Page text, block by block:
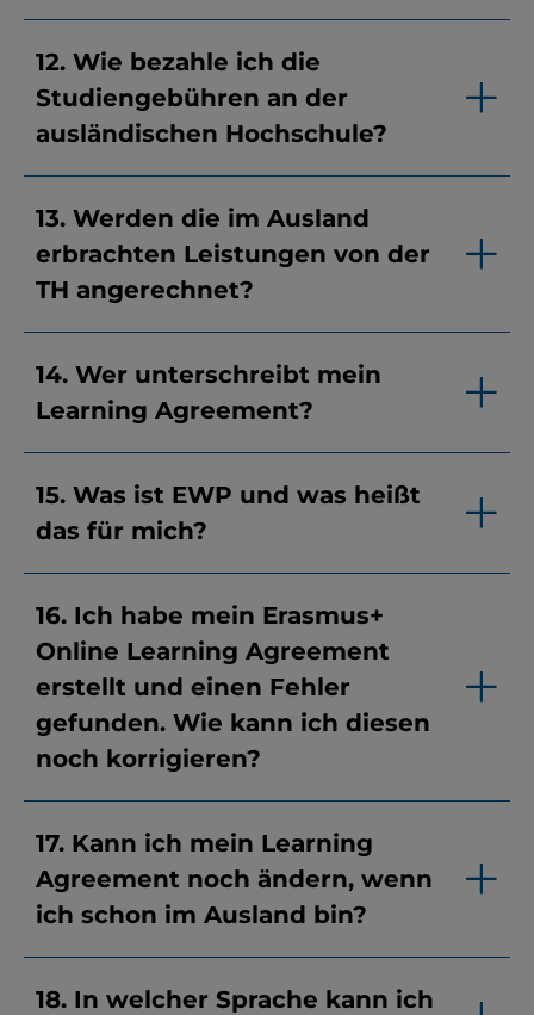
12. Wie bezahle ich die
Studiengebühren an der
ausländischen Hochschule?
13. Werden die im Ausland
erbrachten Leistungen von der
TH angerechnet?
14. Wer unterschreibt mein
Learning Agreement?
15. Was ist EWP und was heißt
das für mich?
16. Ich habe mein Erasmus+
Online Learning Agreement
erstellt und einen Fehler
gefunden. Wie kann ich diesen
noch korrigieren?
17. Kann ich mein Learning
Agreement noch ändern, wenn
ich schon im Ausland bin?
18. In welcher Sprache kann ich